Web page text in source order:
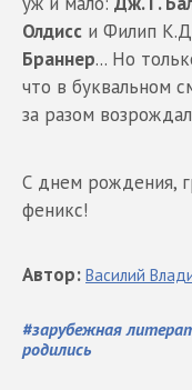
Олдисс и Филип
Браннер... Но
что в буквальном
за разом
С днем рождения,
феникс!
#зарубежная
родились
Автор: Василий